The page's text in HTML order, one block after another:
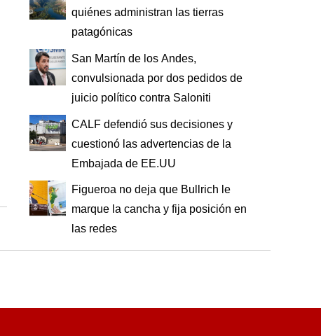
quiénes administran las tierras
patagónicas
San Martín de los Andes,
convulsionada por dos pedidos de
juicio político contra Saloniti
CALF defendió sus decisiones y
cuestionó las advertencias de la
Embajada de EE.UU
Figueroa no deja que Bullrich le
marque la cancha y fija posición en
las redes